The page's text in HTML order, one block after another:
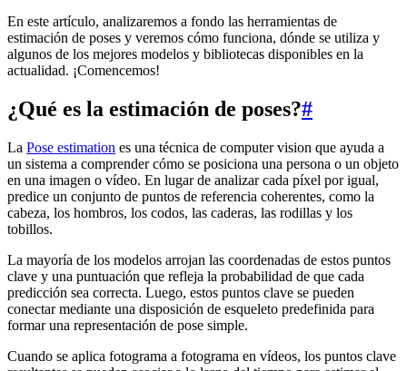
En este artículo, analizaremos a fondo las herramientas de
estimación de poses y veremos cómo funciona, dónde se utiliza y
algunos de los mejores modelos y bibliotecas disponibles en la
actualidad. ¡Comencemos!
¿Qué es la estimación de poses?#
La Pose estimation es una técnica de computer vision que ayuda a
un sistema a comprender cómo se posiciona una persona o un objeto
en una imagen o vídeo. En lugar de analizar cada píxel por igual,
predice un conjunto de puntos de referencia coherentes, como la
cabeza, los hombros, los codos, las caderas, las rodillas y los
tobillos.
La mayoría de los modelos arrojan las coordenadas de estos puntos
clave y una puntuación que refleja la probabilidad de que cada
predicción sea correcta. Luego, estos puntos clave se pueden
conectar mediante una disposición de esqueleto predefinida para
formar una representación de pose simple.
Cuando se aplica fotograma a fotograma en vídeos, los puntos clave